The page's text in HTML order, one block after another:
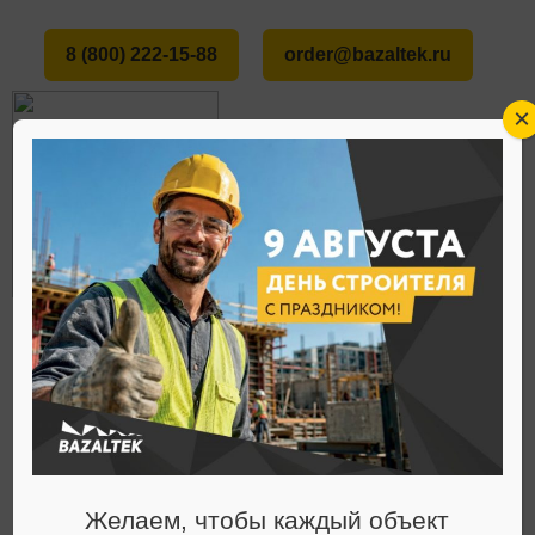
8 (800) 222-15-88 order@bazaltek.ru
ГЛАВНАЯ О НАС
СТАТЬИ
10 ОШИБОК ПРИ ВЫБОРЕ ОГНЕЗАЩИТНЫХ
МАТЕРИАЛОВ И КАК ИХ ИЗБЕЖАТЬ
СтатьиЖелаем, чтобы каждый объект
×